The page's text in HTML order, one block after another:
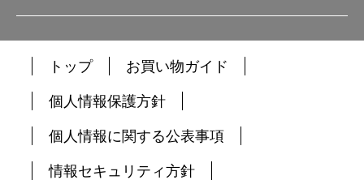
トップ お買い物ガイド
個人情報保護方針
個人情報に関する公表事項
情報セキュリティ方針